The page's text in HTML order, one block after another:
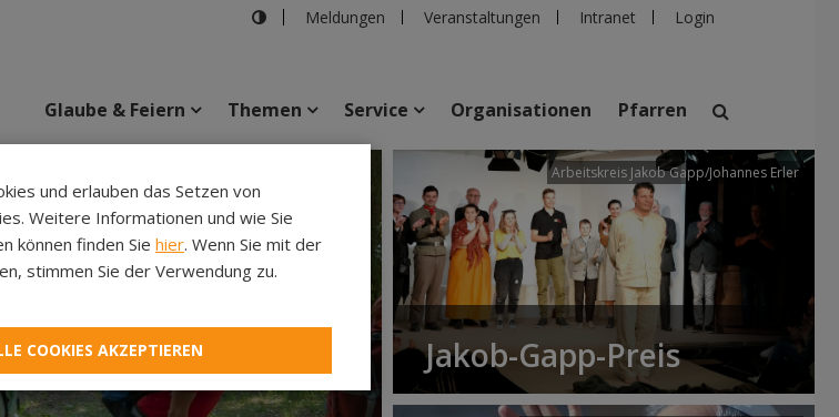
Meldungen Veranstaltungen Intranet Login
suchen
Veranstaltungen Personen Pfarren Einrichtungen
Glaube & Feiern Themen Service Organisationen Pfarren
Arbeitskreis Jakob Gapp/Johannes Erler
Jakob-Gapp-Preis
und erlauben das Setzen von
Weitere Informationen und wie Sie
können finden Sie hier. Wenn Sie mit der
stimmen Sie der Verwendung zu.
COOKIES AKZEPTIEREN